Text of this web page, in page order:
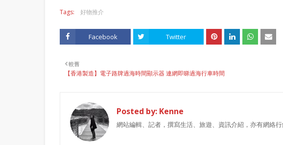
Tags: 好物推介
Facebook Twitter
較舊
【香港製造】電子路牌過海時間顯示器 連網即睇過海行車時間
Posted by: Kenne
網站編輯、記者，撰寫生活、旅遊、資訊介紹，亦有網絡